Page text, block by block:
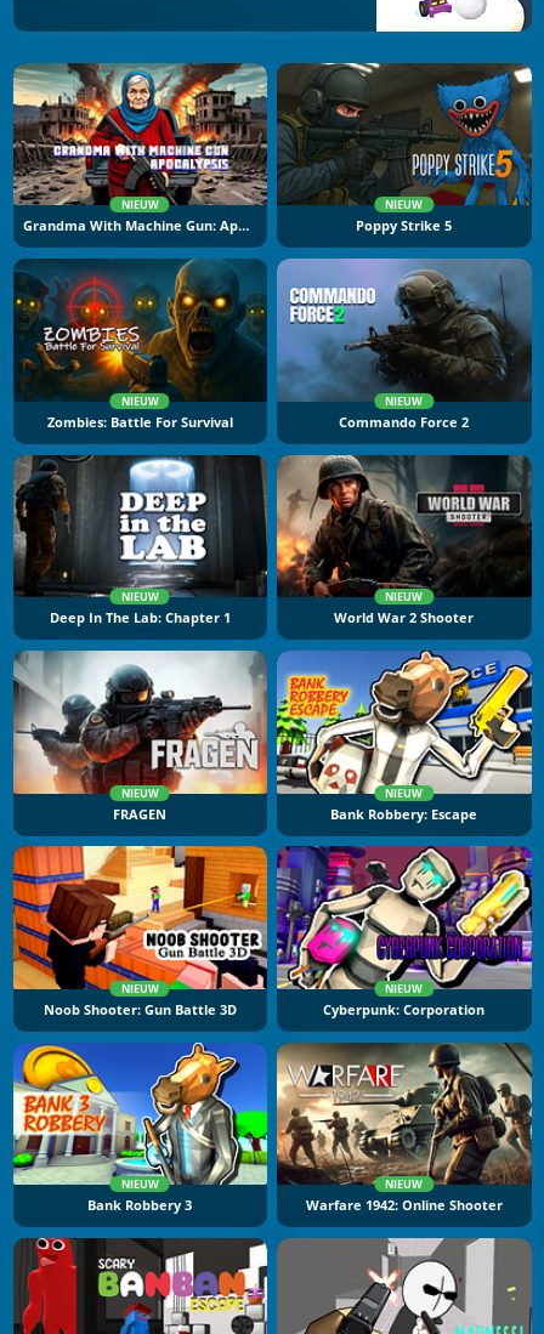
NIEUW
Grandma With Machine Gun: Apocalypsis
NIEUW
Poppy Strike 5
NIEUW
Zombies: Battle For Survival
NIEUW
Commando Force 2
NIEUW
Deep In The Lab: Chapter 1
NIEUW
World War 2 Shooter
NIEUW
FRAGEN
NIEUW
Bank Robbery: Escape
NIEUW
Noob Shooter: Gun Battle 3D
NIEUW
Cyberpunk: Corporation
NIEUW
Bank Robbery 3
NIEUW
Warfare 1942: Online Shooter